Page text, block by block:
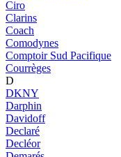
Ciro
Clarins
Coach
Comodynes
Comptoir Sud Pacifique
Courrèges
D
DKNY
Darphin
Davidoff
Declaré
Decléor